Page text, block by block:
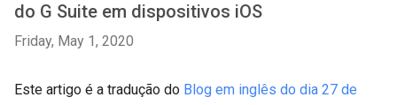
do G Suite em dispositivos iOS
Friday, May 1, 2020
Este artigo é a tradução do Blog em inglês do dia 27 de